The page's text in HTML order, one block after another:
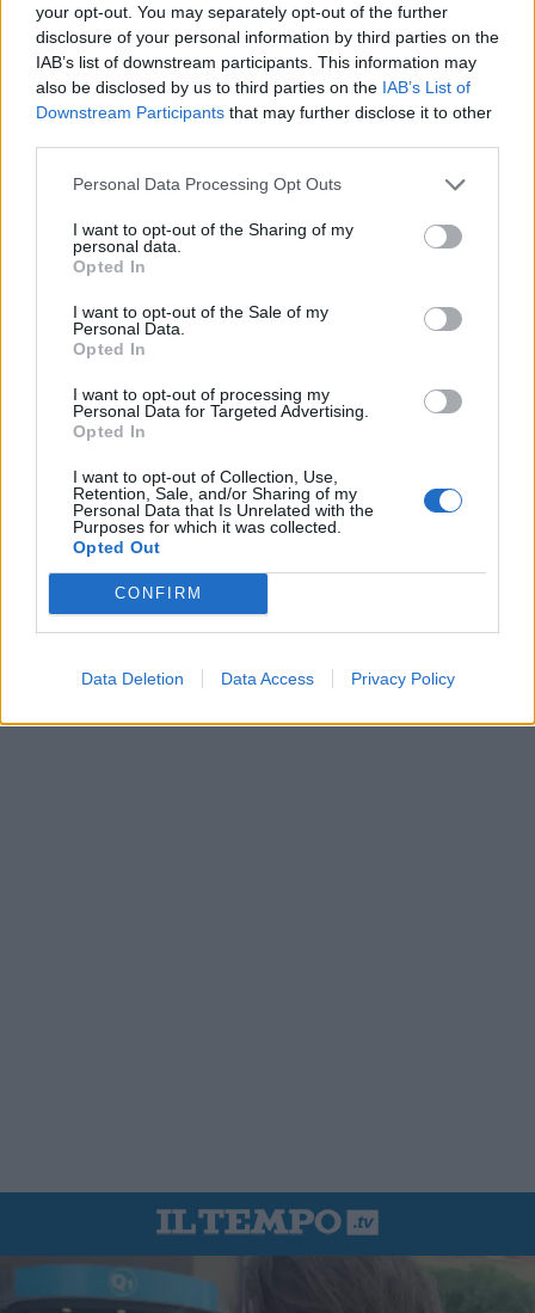
your opt-out. You may separately opt-out of the further
disclosure of your personal information by third parties on the
IAB’s list of downstream participants. This information may
also be disclosed by us to third parties on the IAB’s List of
Downstream Participants that may further disclose it to other
Personal Data Processing Opt Outs
I want to opt-out of the Sharing of my
personal data.
Opted In
I want to opt-out of the Sale of my
Personal Data.
Opted In
I want to opt-out of processing my
Personal Data for Targeted Advertising.
Opted In
I want to opt-out of Collection, Use,
Retention, Sale, and/or Sharing of my
Personal Data that Is Unrelated with the
Purposes for which it was collected.
Opted Out
CONFIRM
Data Deletion Data Access Privacy Policy